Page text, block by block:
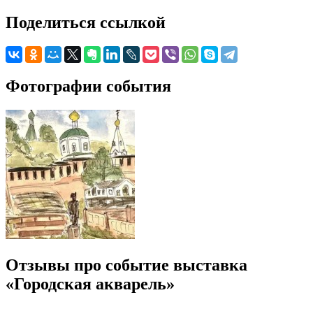
Поделиться ссылкой
Фотографии события
Отзывы про событие выставка
«Городская акварель»